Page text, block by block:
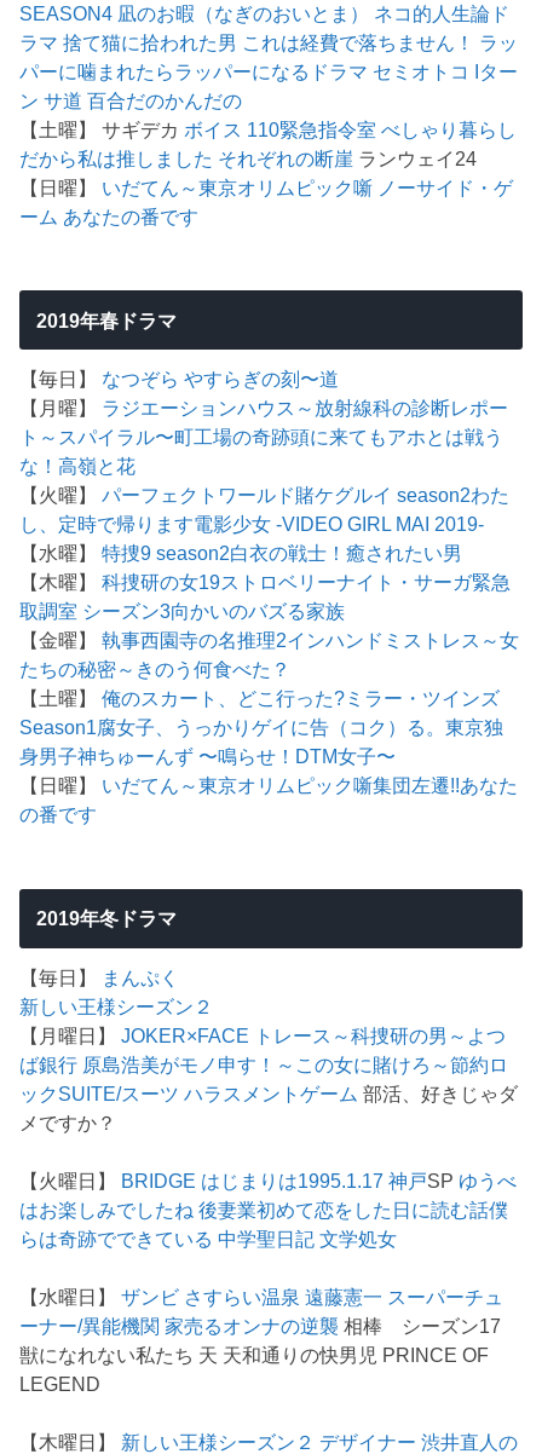
SEASON4 凪のお暇（なぎのおいとま）
ネコ的人生論ド
ラマ 捨て猫に拾われた男 これは経費で落ちません！
ラッ
パーに噛まれたらラッパーになるドラマ セミオトコ Iター
ン サ道 百合だのかんだの
【土曜】 サギデカ ボイス 110緊急指令室 べしゃり暮らし
だから私は推しました それぞれの断崖 ランウェイ24
【日曜】 いだてん～東京オリムピック噺 ノーサイド・ゲ
ーム あなたの番です
2019年春ドラマ
【毎日】 なつぞら やすらぎの刻〜道
【月曜】 ラジエーションハウス～放射線科の診断レポー
ト～ スパイラル〜町工場の奇跡頭に来てもアホとは戦う
な！高嶺と花
【火曜】パーフェクトワールド賭ケグルイ season2わた
し、定時で帰ります電影少女 -VIDEO GIRL MAI 2019-
【水曜】特捜9 season2白衣の戦士！癒されたい男
【木曜】科捜研の女19ストロベリーナイト・サーガ緊急
取調室 シーズン3向かいのバズる家族
【金曜】執事西園寺の名推理2インハンド ミストレス～女
たちの秘密～ きのう何食べた？
【土曜】俺のスカート、どこ行った? ミラー・ツインズ
Season1腐女子、うっかりゲイに告（コク）る。東京独
身男子神ちゅーんず 〜鳴らせ！DTM女子〜
【日曜】 いだてん～東京オリムピック噺集団左遷!!あなた
の番です
2019年冬ドラマ
【毎日】
まんぷく
新しい王様シーズン２
【月曜日】JOKER×FACE トレース～科捜研の男～ よつ
ば銀行 原島浩美がモノ申す！～この女に賭けろ～節約ロ
ック SUITE/スーツ ハラスメントゲーム 部活、好きじゃダ
メですか？
【火曜日】 BRIDGE はじまりは1995.1.17 神戸SP ゆうべ
はお楽しみでしたね 後妻業初めて恋をした日に読む話僕
らは奇跡でできている 中学聖日記 文学処女
【水曜日】ザンビ さすらい温泉 遠藤憲一 スーパーチュ
ーナー/異能機関 家売るオンナの逆襲 相棒 シーズン17
獣になれない私たち 天 天和通りの快男児 PRINCE OF
LEGEND
【木曜日】 新しい王様シーズン２ デザイナー 渋井直人の